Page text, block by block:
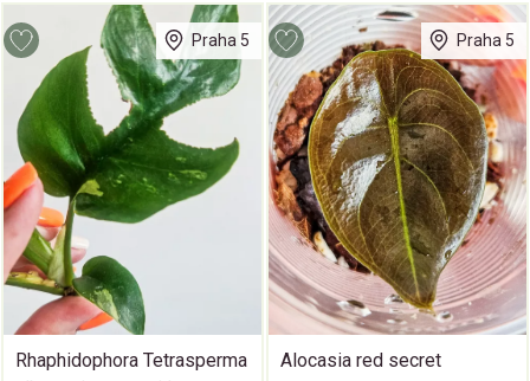
Praha 5
Rhaphidophora Tetrasperma
Praha 5
Alocasia red secret